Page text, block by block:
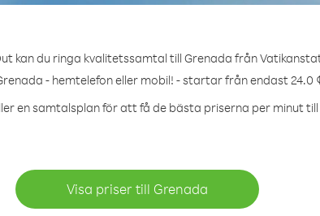
kan du ringa kvalitetssamtal till Grenada från
- hemtelefon eller mobil! - startar från endast 24.0
en samtalsplan för att få de bästa priserna per minut
Visa priser till Grenada